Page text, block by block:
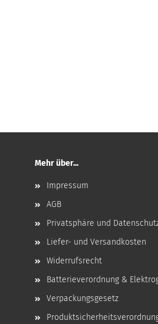
Mehr über...
Impressum
AGB
Privatsphäre und
Liefer- und Versandkosten
Widerrufsrecht
Batterieverordnung &
Verpackungsgesetz